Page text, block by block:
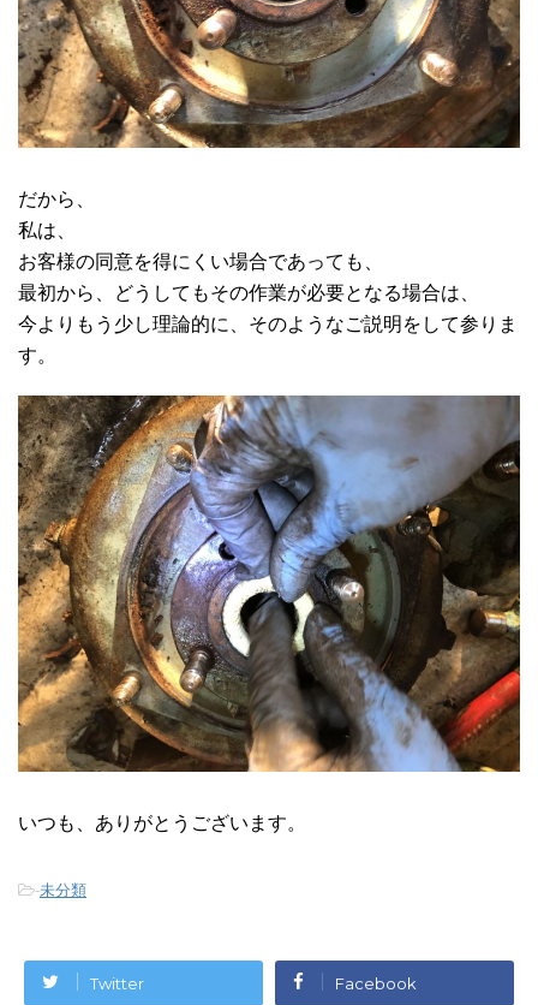
だから、
私は、
お客様の同意を得にくい場合であっても、
最初から、どうしてもその作業が必要となる場合は、
今よりもう少し理論的に、そのようなご説明をして参りま
す。
いつも、ありがとうございます。
-未分類
Twitter Facebook